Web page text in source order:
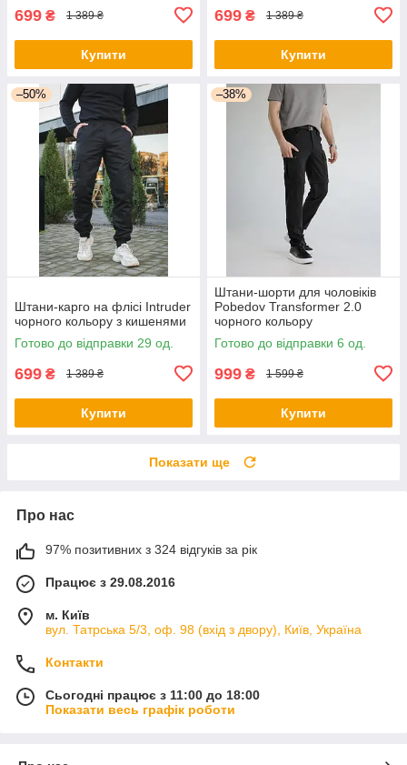
699 ₴ 1 389 ₴
Купити
699 ₴ 1 389 ₴
Купити
–50%
Штани-карго на флісі Intruder
чорного кольору з кишенями
Готово до відправки 29 од.
699 ₴ 1 389 ₴
Купити
–38%
Штани-шорти для чоловіків
Pobedov Transformer 2.0
чорного кольору
Готово до відправки 6 од.
999 ₴ 1 599 ₴
Купити
Показати ще
Про нас
97% позитивних з 324 відгуків за рік
Працює з 29.08.2016
м. Київ
вул. Татрська 5/3, оф. 98 (вхід з двору), Київ, Україна
Контакти
Сьогодні працює з 11:00 до 18:00
Показати весь графік роботи